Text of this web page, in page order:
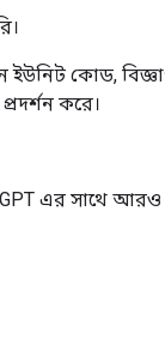
ইউনিট কোড,
করে।
এর সাথে আরও